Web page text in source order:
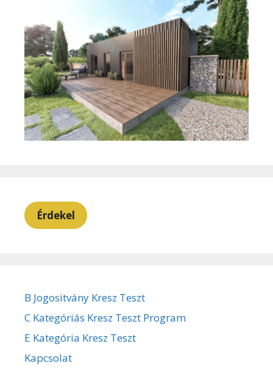
Érdekel
B Jogositvány Kresz Teszt
C Kategóriás Kresz Teszt Program
E Kategória Kresz Teszt
Kapcsolat